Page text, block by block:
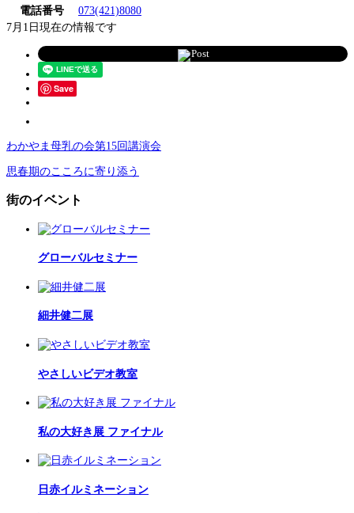
電話番号
073(421)8080
7月1日現在の情報です
Post
Save
わかやま母乳の会第15回講演会
思春期のこころに寄り添う
街のイベント
グローバルセミナー
細井健二展
やさしいビデオ教室
私の大好き展 ファイナル
日赤イルミネーション